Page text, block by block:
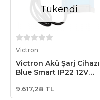
Tükendi
Victron
Victron Akü Şarj Cihazı
Blue Smart IP22 12V
çıkış) (BPC121544002)
9.617,28 TL